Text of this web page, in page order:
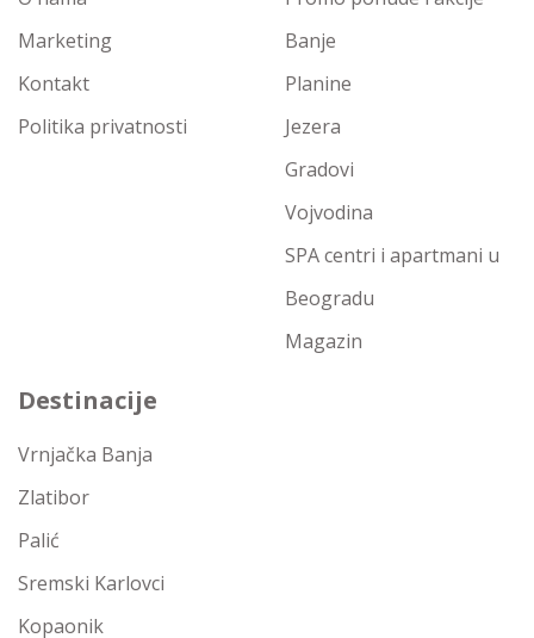
Marketing
Kontakt
Politika privatnosti
Banje
Planine
Jezera
Gradovi
Vojvodina
SPA centri i apartmani u
Beogradu
Magazin
Destinacije
Vrnjačka Banja
Zlatibor
Palić
Sremski Karlovci
Kopaonik